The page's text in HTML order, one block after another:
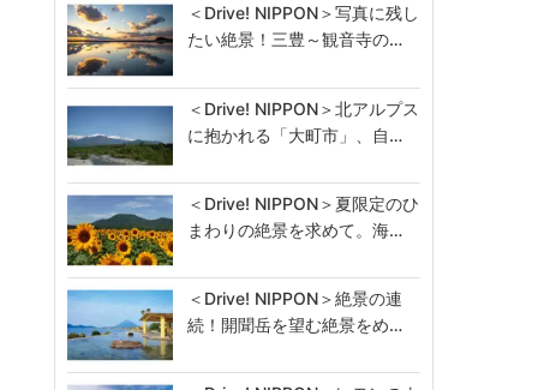
＜Drive! NIPPON＞写真に残し
たい絶景！三豊～観音寺の…
＜Drive! NIPPON＞北アルプス
に抱かれる「大町市」、自…
＜Drive! NIPPON＞夏限定のひ
まわりの絶景を求めて。海…
＜Drive! NIPPON＞絶景の連
続！開聞岳を望む絶景をめ…